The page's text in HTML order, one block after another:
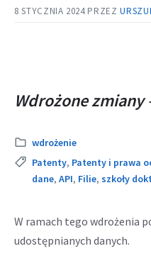
8 STYCZNIA 2024 PRZEZ
Wdrożone zmiany
Kategoria:
wdrożenie
Tags:
Patenty, Patenty i prawa
dane, API, Filie, szkoły
W ramach tego wdrożenia
udostępnianych danych.